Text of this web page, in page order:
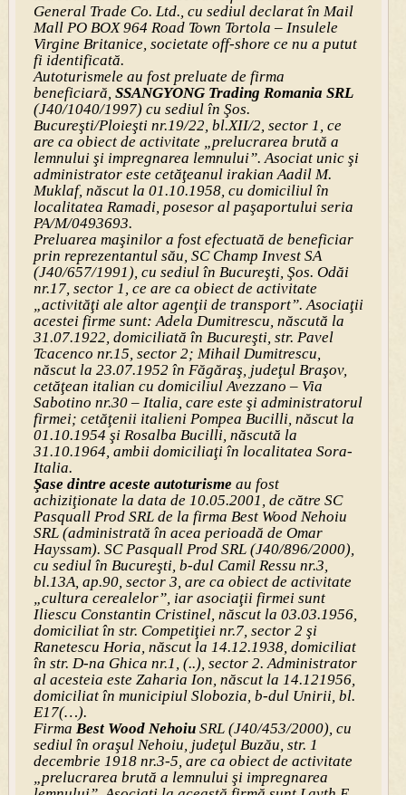
General Trade Co. Ltd., cu sediul declarat în Mail
Mall PO BOX 964 Road Town Tortola – Insulele
Virgine Britanice, societate off-shore ce nu a putut
fi identificată.
Autoturismele au fost preluate de firma
beneficiară, SSANGYONG Trading Romania SRL
(J40/1040/1997) cu sediul în Şos.
Bucureşti/Ploieşti nr.19/22, bl.XII/2, sector 1, ce
are ca obiect de activitate „prelucrarea brută a
lemnului şi impregnarea lemnului”. Asociat unic şi
administrator este cetăţeanul irakian Aadil M.
Muklaf, născut la 01.10.1958, cu domiciliul în
localitatea Ramadi, posesor al paşaportului seria
PA/M/0493693.
Preluarea maşinilor a fost efectuată de beneficiar
prin reprezentantul său, SC Champ Invest SA
(J40/657/1991), cu sediul în Bucureşti, Şos. Odăi
nr.17, sector 1, ce are ca obiect de activitate
„activităţi ale altor agenţii de transport”. Asociaţii
acestei firme sunt: Adela Dumitrescu, născută la
31.07.1922, domiciliată în Bucureşti, str. Pavel
Tcacenco nr.15, sector 2; Mihail Dumitrescu,
născut la 23.07.1952 în Făgăraş, judeţul Braşov,
cetăţean italian cu domiciliul Avezzano – Via
Sabotino nr.30 – Italia, care este şi administratorul
firmei; cetăţenii italieni Pompea Bucilli, născut la
01.10.1954 şi Rosalba Bucilli, născută la
31.10.1964, ambii domiciliaţi în localitatea Sora-
Italia.
Şase dintre aceste autoturisme au fost
achiziţionate la data de 10.05.2001, de către SC
Pasquall Prod SRL de la firma Best Wood Nehoiu
SRL (administrată în acea perioadă de Omar
Hayssam). SC Pasquall Prod SRL (J40/896/2000),
cu sediul în Bucureşti, b-dul Camil Ressu nr.3,
bl.13A, ap.90, sector 3, are ca obiect de activitate
„cultura cerealelor”, iar asociaţii firmei sunt
Iliescu Constantin Cristinel, născut la 03.03.1956,
domiciliat în str. Competiţiei nr.7, sector 2 şi
Ranetescu Horia, născut la 14.12.1938, domiciliat
în str. D-na Ghica nr.1, (..), sector 2. Administrator
al acesteia este Zaharia Ion, născut la 14.121956,
domiciliat în municipiul Slobozia, b-dul Unirii, bl.
E17(…).
Firma Best Wood NehoiuSRL (J40/453/2000), cu
sediul în oraşul Nehoiu, judeţul Buzău, str. 1
decembrie 1918 nr.3-5, are ca obiect de activitate
„prelucrarea brută a lemnului şi impregnarea